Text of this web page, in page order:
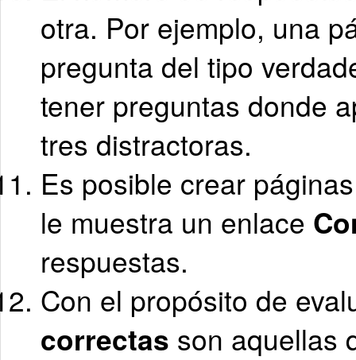
otra. Por ejemplo, una
pregunta del tipo
tener preguntas donde
tres distractoras.
Es posible crear
le muestra un enlace
respuestas.
Con el propósito de
correctas son aquellas